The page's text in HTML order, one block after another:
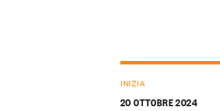
INIZIA
20 OTTOBRE 2024